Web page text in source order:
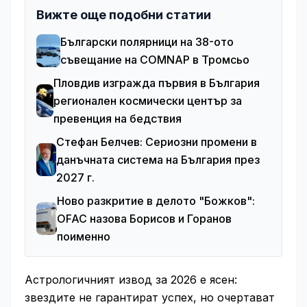
Вижте още подобни статии
Български полярници на 38-ото
съвещание на COMNAP в Тромсьо
Пловдив изгражда първия в България
регионален космически център за
превенция на бедствия
Стефан Белчев: Сериозни промени в
данъчната система на България през
2027 г.
Ново разкритие в делото "Божков":
OFAC назова Борисов и Горанов
поименно
Астрологичният извод за 2026 е ясен:
звездите не гарантират успех, но очертават